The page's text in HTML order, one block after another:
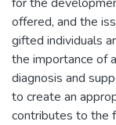
offered, and the
gifted individuals
the importance of
diagnosis and
to create an
contributes to the